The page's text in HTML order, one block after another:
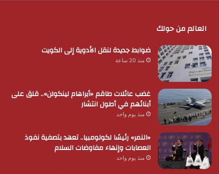
العالم من حولك
ضوابط جديدة لنقل الأدوية إلى الكويت
منذ 20 ساعة
غضب عائلات طاقم «أبراهام لينكولن».. قلق على
أبنائهم في أطول انتشار
منذ يوم واحد
«النمر» رئيسًا لكولومبيا.. تعهد بتصفية نفوذ
العصابات وإنهاء مفاوضات السلام
منذ يوم واحد